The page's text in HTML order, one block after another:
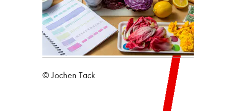
© Jochen Tack